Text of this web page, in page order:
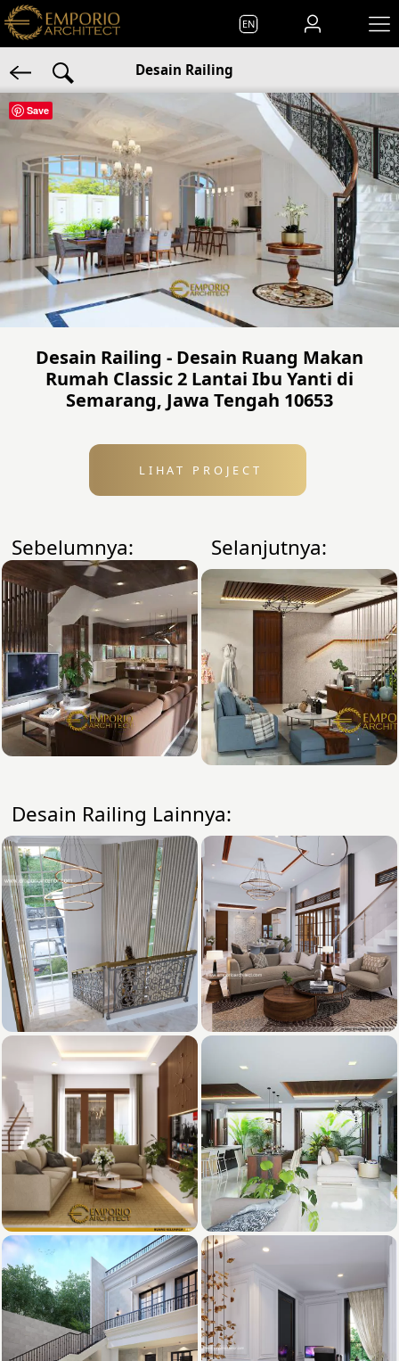
EN
Desain Railing
Desain Railing - Desain Ruang Makan
Rumah Classic 2 Lantai Ibu Yanti di
Semarang, Jawa Tengah 10653
LIHAT PROJECT
Sebelumnya: Selanjutnya:
Desain Railing Lainnya:
Save